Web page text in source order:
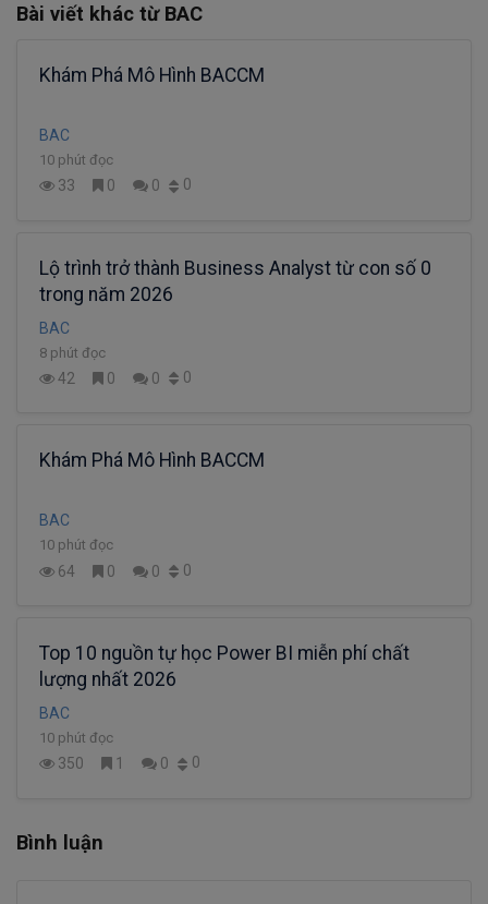
Bài viết khác từ BAC
Khám Phá Mô Hình BACCM
BAC
10 phút đọc
33 0 0 0
Lộ trình trở thành Business Analyst từ con số 0
trong năm 2026
BAC
8 phút đọc
42 0 0 0
Khám Phá Mô Hình BACCM
BAC
10 phút đọc
64 0 0 0
Top 10 nguồn tự học Power BI miễn phí chất
lượng nhất 2026
BAC
10 phút đọc
350 1 0 0
Bình luận